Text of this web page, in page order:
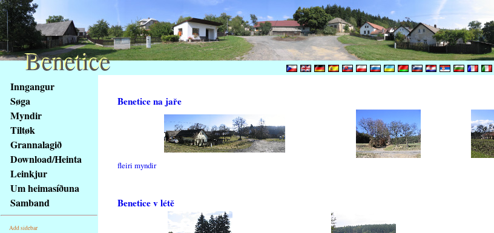
obsah
stránky
Klávesové
zkratky
tomto
webu
základní
Hlavní
strana
Inngangur
Søga
Myndir
Tiltøk
Grannalagið
Download/Heinta
Leinkjur
Um heimasíðuna
Samband
Add sidebar
Benetice na jaře
fleiri myndir
Benetice v létě
Benetice
Benetice